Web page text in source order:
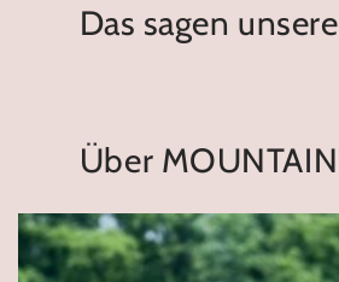
Das sagen
Über